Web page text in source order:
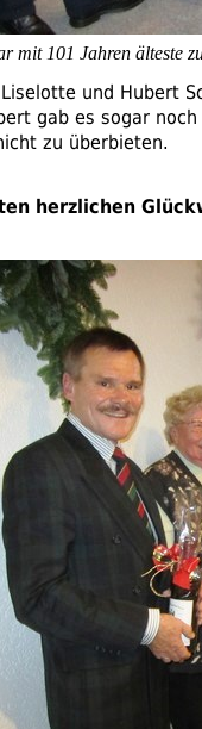
mit 101 Jahren älteste
und Hubert
gab es sogar
zu überbieten.
herzlichen